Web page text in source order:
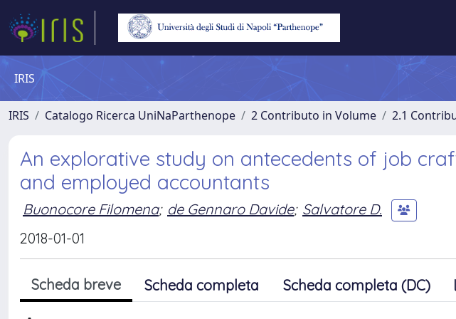
IRIS
IRIS Catalogo Ricerca UniNaParthenope 2 Contributo in Volume 2.1
An explorative study on antecedents of job
and employed accountants
Buonocore Filomena; de Gennaro Davide; Salvatore D.
2018-01-01
Scheda breve Scheda completa Scheda completa (DC)